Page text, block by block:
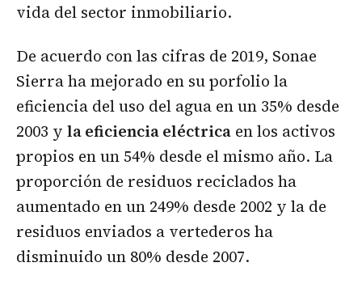
vida del sector inmobiliario.
De acuerdo con las cifras de 2019, Sonae
Sierra ha mejorado en su porfolio la
eficiencia del uso del agua en un 35% desde
2003 y la eficiencia eléctrica en los activos
propios en un 54% desde el mismo año. La
proporción de residuos reciclados ha
aumentado en un 249% desde 2002 y la de
residuos enviados a vertederos ha
disminuido un 80% desde 2007.